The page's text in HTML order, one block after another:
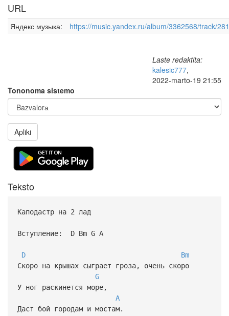
URL
Яндекс музыка: https://music.yandex.ru/album/3362568/track/
Laste redaktita:
kalesic777,
2022-marto-19 21:55
Tononoma sistemo
Apliki
Teksto
Каподастр на 2 лад
Вступление: D Bm G A
D
Bm
Скоро на крышах сыграет гроза, очень скоро
G
У ног раскинется море,
A
Даст бой городам и мостам.